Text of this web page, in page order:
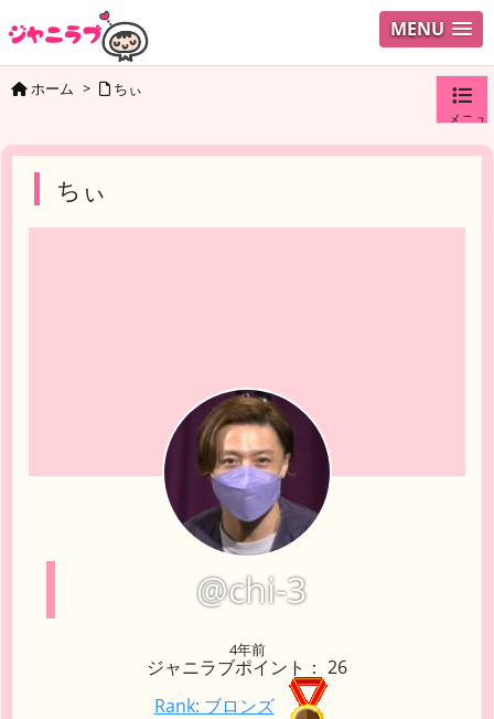
MENU
メニュ
ホーム > ちぃ
ちぃ
@chi-3
4年前
ジャニラブポイント： 26
Rank: ブロンズ